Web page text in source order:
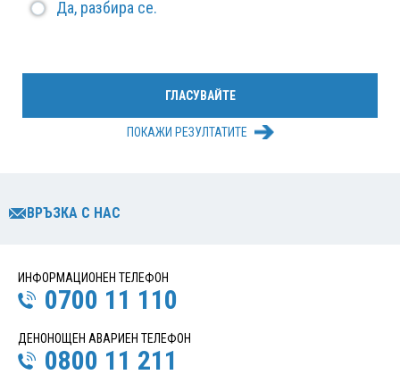
Да, разбира се.
ПОКАЖИ РЕЗУЛТАТИТЕ
ВРЪЗКА С НАС
ИНФОРМАЦИОНЕН ТЕЛЕФОН
0700 11 110
ДЕНОНОЩЕН АВАРИЕН ТЕЛЕФОН
0800 11 211